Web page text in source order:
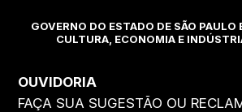
GOVERNO DO ESTADO DE SÃO PAULO
CULTURA, ECONOMIA E
OUVIDORIA
FAÇA SUA SUGESTÃO OU